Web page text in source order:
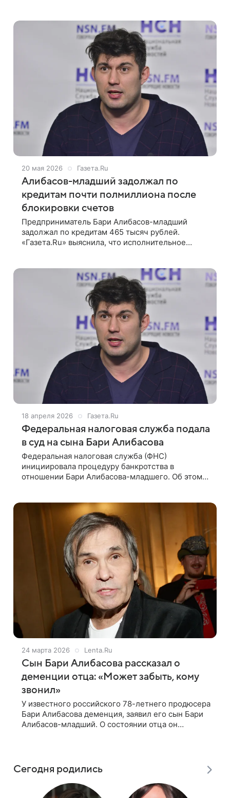
20 мая 2026 Газета.Ru
Алибасов-младший задолжал по
кредитам почти полмиллиона после
блокировки счетов
Предприниматель Бари Алибасов-младший
задолжал по кредитам 465 тысяч рублей.
«Газета.Ru» выяснила, что исполнительное
18 апреля 2026 Газета.Ru
Федеральная налоговая служба подала
в суд на сына Бари Алибасова
Федеральная налоговая служба (ФНС)
инициировала процедуру банкротства в
отношении Бари Алибасова-младшего. Об этом
Кировской
24 марта 2026 Lenta.Ru
Сын Бари Алибасова рассказал о
деменции отца: «Может забыть, кому
звонил»
У известного российского 78-летнего продюсера
Бари Алибасова деменция, заявил его сын Бари
Алибасов-младший. О состоянии отца он
Сегодня родились